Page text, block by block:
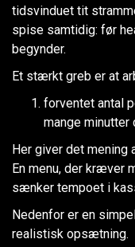
tidsvinduet tit
spise samtidig: før
begynder.
Et stærkt greb er at
forventet antal
mange minutter
Her giver det mening
En menu, der kræver
sænker tempoet i
Nedenfor er en
realistisk opsætning.